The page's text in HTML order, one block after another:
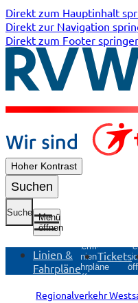
Direkt zum Hauptinhalt
Direkt zur Navigation
Direkt zum Footer
Hoher Kontrast
Suchen
Suche
Menü
öffnen
Linien &
Fahrpläne
Untermenü
Linien &
Fahrpläne
öffnen
Tickets
Regionalverkehr